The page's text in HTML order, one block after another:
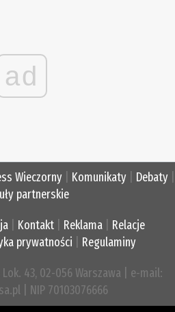
ad
Wieczorny Komunikaty Debaty
partnerskie
Kontakt Reklama
Relacje
prywatności Regulaminy
Lok. 43, 02-056 Warszawa | e-mail:
| NIP 70103076666